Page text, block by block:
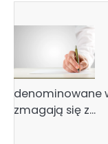
denominowane
zmagają się z…